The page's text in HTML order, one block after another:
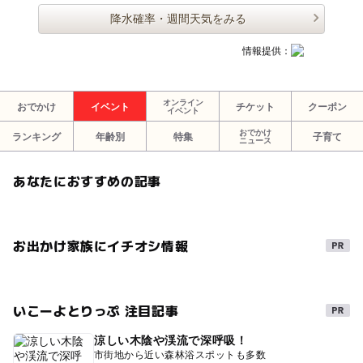
降水確率・週間天気をみる
情報提供：
おでかけ イベント
オンライン
イベント
チケット クーポン
ランキング 年齢別 特集
おでかけ
ニュース
子育て
あなたにおすすめの記事
お出かけ家族にイチオシ情報
いこーよとりっぷ 注目記事
涼しい木陰や渓流で深呼吸！
市街地から近い森林浴スポットも多数